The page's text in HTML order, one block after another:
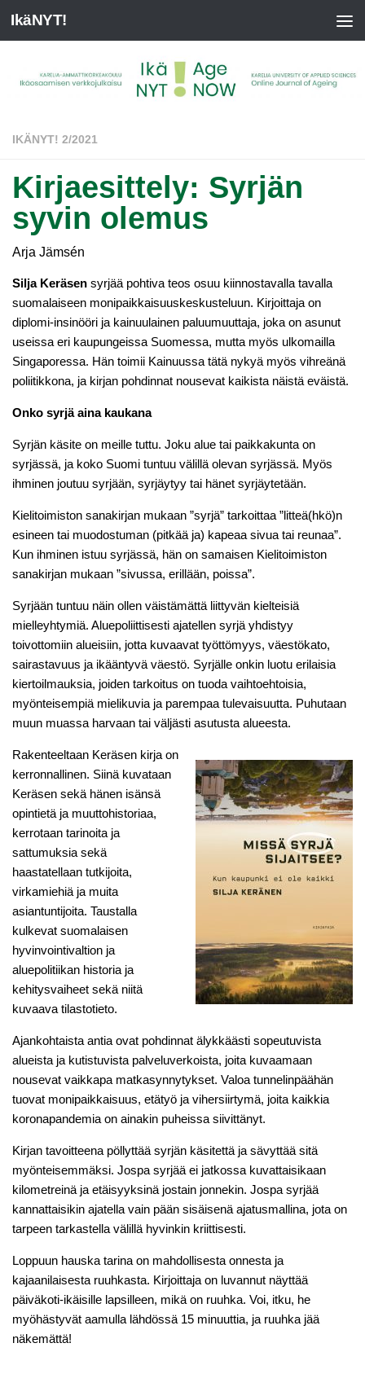
IkäNYT!
IKÄNYT! 2/2021
Kirjaesittely: Syrjän
syvin olemus
Arja Jämsén
Silja Keräsen syrjää pohtiva teos osuu kiinnostavalla tavalla
suomalaiseen monipaikkaisuuskeskusteluun. Kirjoittaja on
diplomi-insinööri ja kainuulainen paluumuuttaja, joka on asunut
useissa eri kaupungeissa Suomessa, mutta myös ulkomailla
Singaporessa. Hän toimii Kainuussa tätä nykyä myös vihreänä
poliitikkona, ja kirjan pohdinnat nousevat kaikista näistä eväistä.
Onko syrjä aina kaukana
Syrjän käsite on meille tuttu. Joku alue tai paikkakunta on
syrjässä, ja koko Suomi tuntuu välillä olevan syrjässä. Myös
ihminen joutuu syrjään, syrjäytyy tai hänet syrjäytetään.
Kielitoimiston sanakirjan mukaan ”syrjä” tarkoittaa ”litteä(hkö)n
esineen tai muodostuman (pitkää ja) kapeaa sivua tai reunaa”.
Kun ihminen istuu syrjässä, hän on samaisen Kielitoimiston
sanakirjan mukaan ”sivussa, erillään, poissa”.
Syrjään tuntuu näin ollen väistämättä liittyvän kielteisiä
mielleyhtymiä. Aluepoliittisesti ajatellen syrjä yhdistyy
toivottomiin alueisiin, jotta kuvaavat työttömyys, väestökato,
sairastavuus ja ikääntyvä väestö. Syrjälle onkin luotu erilaisia
kiertoilmauksia, joiden tarkoitus on tuoda vaihtoehtoisia,
myönteisempiä mielikuvia ja parempaa tulevaisuutta. Puhutaan
muun muassa harvaan tai väljästi asutusta alueesta.
Rakenteeltaan Keräsen kirja on
kerronnallinen. Siinä kuvataan
Keräsen sekä hänen isänsä
opintietä ja muuttohistoriaa,
kerrotaan tarinoita ja
sattumuksia sekä
haastatellaan tutkijoita,
virkamiehiä ja muita
asiantuntijoita. Taustalla
kulkevat suomalaisen
hyvinvointivaltion ja
aluepolitiikan historia ja
kehitysvaiheet sekä niitä
kuvaava tilastotieto.
Ajankohtaista antia ovat pohdinnat älykkäästi sopeutuvista
alueista ja kutistuvista palveluverkoista, joita kuvaamaan
nousevat vaikkapa matkasynnytykset. Valoa tunnelinpäähän
tuovat monipaikkaisuus, etätyö ja vihersiirtymä, joita kaikkia
koronapandemia on ainakin puheissa siivittänyt.
Kirjan tavoitteena pöllyttää syrjän käsitettä ja sävyttää sitä
myönteisemmäksi. Jospa syrjää ei jatkossa kuvattaisikaan
kilometreinä ja etäisyyksinä jostain jonnekin. Jospa syrjää
kannattaisikin ajatella vain pään sisäisenä ajatusmallina, jota on
tarpeen tarkastella välillä hyvinkin kriittisesti.
Loppuun hauska tarina on mahdollisesta onnesta ja
kajaanilaisesta ruuhkasta. Kirjoittaja on luvannut näyttää
päiväkoti-ikäisille lapsilleen, mikä on ruuhka. Voi, itku, he
myöhästyvät aamulla lähdössä 15 minuuttia, ja ruuhka jää
näkemättä!